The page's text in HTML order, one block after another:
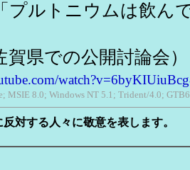
ルトニウムは飲ん
県での公開討論会）
MSIE 8.0; Windows NT 5.1; Trident/4.0;
対する人々に敬意を表します。